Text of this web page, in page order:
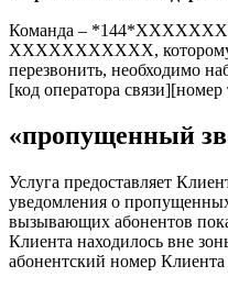
Команда –
ХХХХХХХХХХХ, которому
перезвонить, необходимо
[код оператора связи][номер
«пропущенный
Услуга предоставляет
уведомления о
вызывающих абонентов
Клиента находилось вне
абонентский номер Клиента